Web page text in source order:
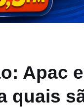
Apac
quais